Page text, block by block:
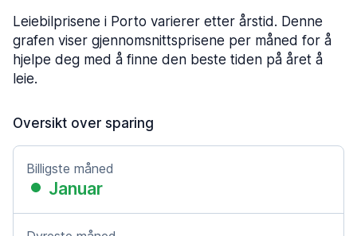
Leiebilprisene i Porto varierer etter årstid. Denne
grafen viser gjennomsnittsprisene per måned for å
hjelpe deg med å finne den beste tiden på året å
leie.
Oversikt over sparing
Billigste måned
Januar